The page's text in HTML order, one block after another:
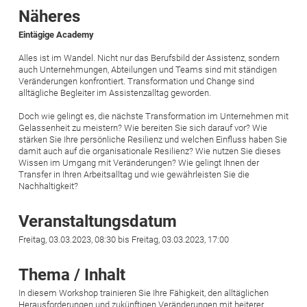
Näheres
Eintägige Academy
Alles ist im Wandel. Nicht nur das Berufsbild der Assistenz, sondern
auch Unternehmungen, Abteilungen und Teams sind mit ständigen
Veränderungen konfrontiert. Transformation und Change sind
alltägliche Begleiter im Assistenzalltag geworden.
Doch wie gelingt es, die nächste Transformation im Unternehmen mit
Gelassenheit zu meistern? Wie bereiten Sie sich darauf vor? Wie
stärken Sie Ihre persönliche Resilienz und welchen Einfluss haben Sie
damit auch auf die organisationale Resilienz? Wie nutzen Sie dieses
Wissen im Umgang mit Veränderungen? Wie gelingt Ihnen der
Transfer in Ihren Arbeitsalltag und wie gewährleisten Sie die
Nachhaltigkeit?
Veranstaltungsdatum
Freitag, 03.03.2023, 08:30 bis Freitag, 03.03.2023, 17:00
Thema / Inhalt
In diesem Workshop trainieren Sie Ihre Fähigkeit, den alltäglichen
Herausforderungen und zukünftigen Veränderungen mit heiterer